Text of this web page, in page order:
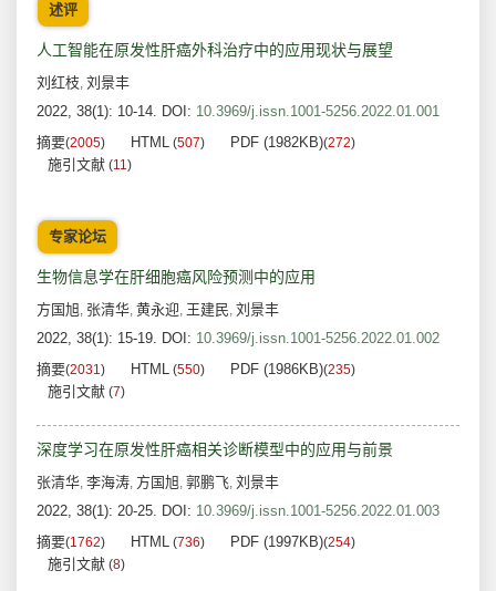
述评
人工智能在原发性肝癌外科治疗中的应用现状与展望
刘红枝, 刘景丰
2022, 38(1): 10-14. DOI: 10.3969/j.issn.1001-5256.2022.01.001
摘要(2005) HTML (507) PDF (1982KB)(272)
施引文献 (11)
专家论坛
生物信息学在肝细胞癌风险预测中的应用
方国旭, 张清华, 黄永迎, 王建民, 刘景丰
2022, 38(1): 15-19. DOI: 10.3969/j.issn.1001-5256.2022.01.002
摘要(2031) HTML (550) PDF (1986KB)(235)
施引文献 (7)
深度学习在原发性肝癌相关诊断模型中的应用与前景
张清华, 李海涛, 方国旭, 郭鹏飞, 刘景丰
2022, 38(1): 20-25. DOI: 10.3969/j.issn.1001-5256.2022.01.003
摘要(1762) HTML (736) PDF (1997KB)(254)
施引文献 (8)